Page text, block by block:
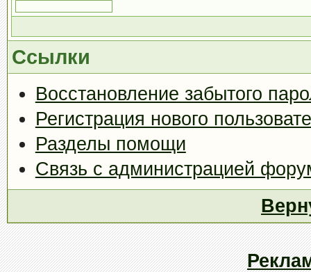
Ссылки
Восстановление забытого
Регистрация нового
Разделы помощи
Связь с администрацией